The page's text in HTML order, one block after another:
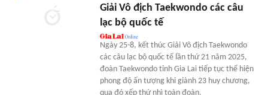
Giải Vô địch Taekwondo các câu
lạc bộ quốc tế
Ngày 25-8, kết thúc Giải Vô địch Taekwondo
các câu lạc bộ quốc tế lần thứ 21 năm 2025,
đoàn Taekwondo tỉnh Gia Lai tiếp tục thể hiện
phong độ ấn tượng khi giành 23 huy chương,
qua đó xếp thứ nhì toàn đoàn.